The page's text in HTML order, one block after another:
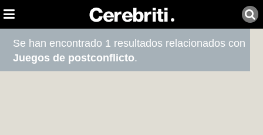
Se han encontrado 1 resultados relacionados con
Juegos de postconflicto.